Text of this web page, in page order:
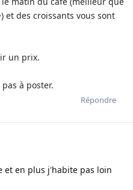
et des croissants vous sont
un prix.
à poster.
Répondre
et en plus j'habite pas loin